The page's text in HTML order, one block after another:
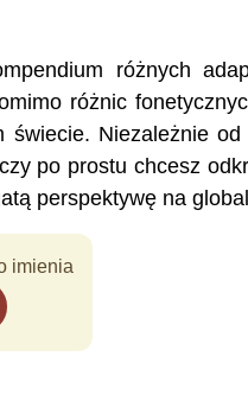
różnych
różnic
świecie. Niezależnie
po prostu chcesz
perspektywę na
imienia